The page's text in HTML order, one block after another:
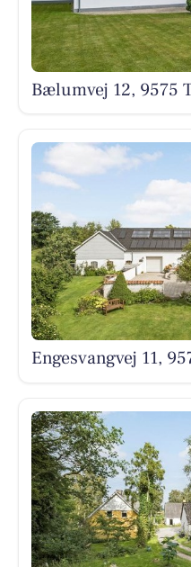
Bælumvej 12, 9575
Engesvangvej 11,